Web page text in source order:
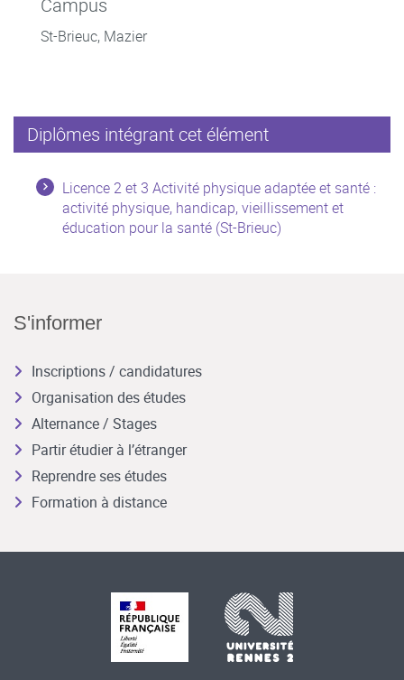
Campus
St-Brieuc, Mazier
Diplômes intégrant cet élément
Licence 2 et 3 Activité physique adaptée et santé :
activité physique, handicap, vieillissement et
éducation pour la santé (St-Brieuc)
S'informer
Inscriptions / candidatures
Organisation des études
Alternance / Stages
Partir étudier à l’étranger
Reprendre ses études
Formation à distance